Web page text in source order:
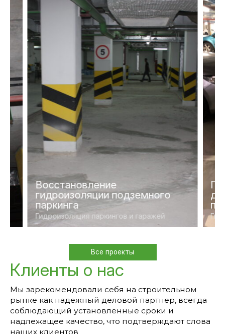
Восстановление
гидроизоляции подземного
паркинга
Гидроизоляция паркингов и гаражей
Все проекты
Клиенты о нас
Мы зарекомендовали себя на строительном
рынке как надежный деловой партнер, всегда
соблюдающий установленные сроки и
надлежащее качество, что подтверждают слова
наших клиентов